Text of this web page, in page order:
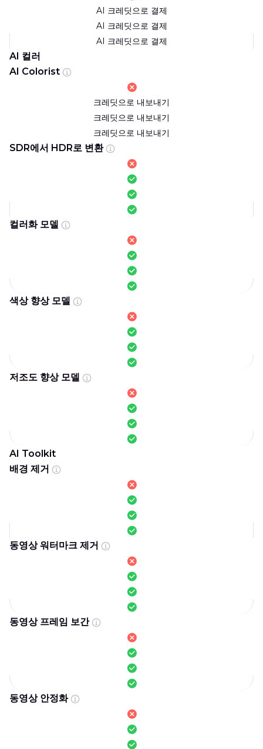
AI 크레딧으로 결제
AI 크레딧으로 결제
AI 크레딧으로 결제
AI 컬러
AI Colorist
크레딧으로 내보내기
크레딧으로 내보내기
크레딧으로 내보내기
SDR에서 HDR로 변환
컬러화 모델
색상 향상 모델
저조도 향상 모델
AI Toolkit
배경 제거
동영상 워터마크 제거
동영상 프레임 보간
동영상 안정화